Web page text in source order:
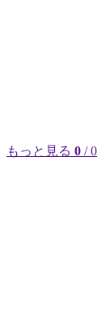
もっと見る 0 / 0